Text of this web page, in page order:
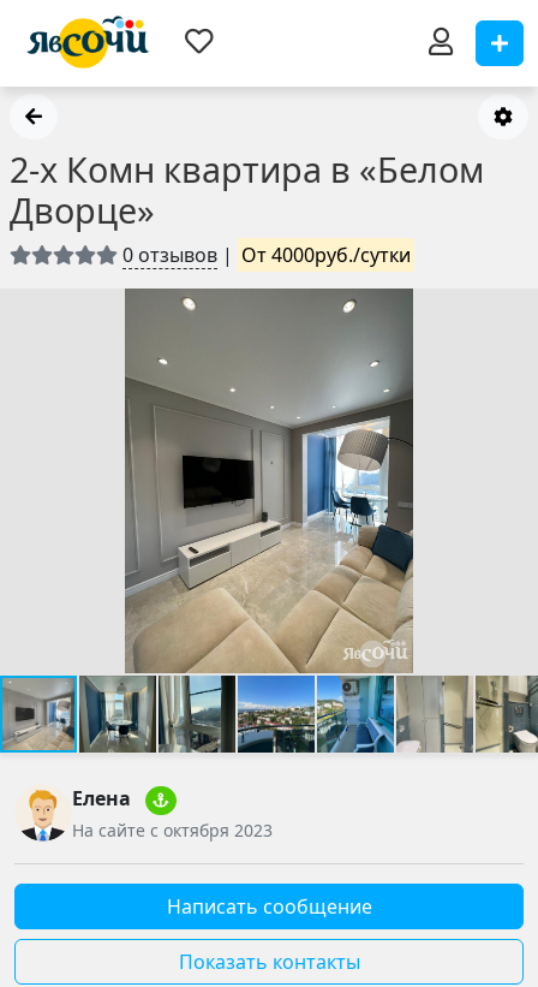
2-х Комн квартира в «Белом
Дворце»
0 отзывов | От 4000руб./сутки
Елена
На сайте с октября 2023
Написать сообщение
Показать контакты